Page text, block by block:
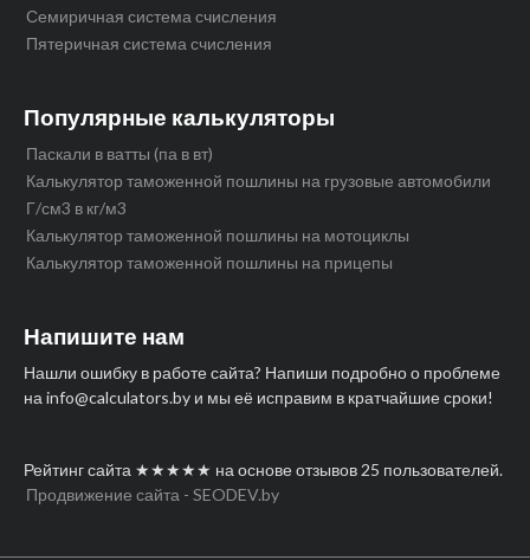
Семиричная система счисления
Пятеричная система счисления
Популярные калькуляторы
Паскали в ватты (па в вт)
Калькулятор таможенной пошлины на грузовые автомобили
Г/см3 в кг/м3
Калькулятор таможенной пошлины на мотоциклы
Калькулятор таможенной пошлины на прицепы
Напишите нам
Нашли ошибку в работе сайта? Напиши подробно о проблеме
на info@calculators.by и мы её исправим в кратчайшие сроки!
Рейтинг сайта ★★★★★ на основе отзывов 25 пользователей.
Продвижение сайта - SEODEV.by